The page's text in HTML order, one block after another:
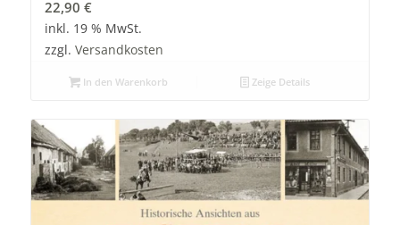
22,90 €
inkl. 19 % MwSt.
zzgl. Versandkosten
In den Warenkorb Zeige Details